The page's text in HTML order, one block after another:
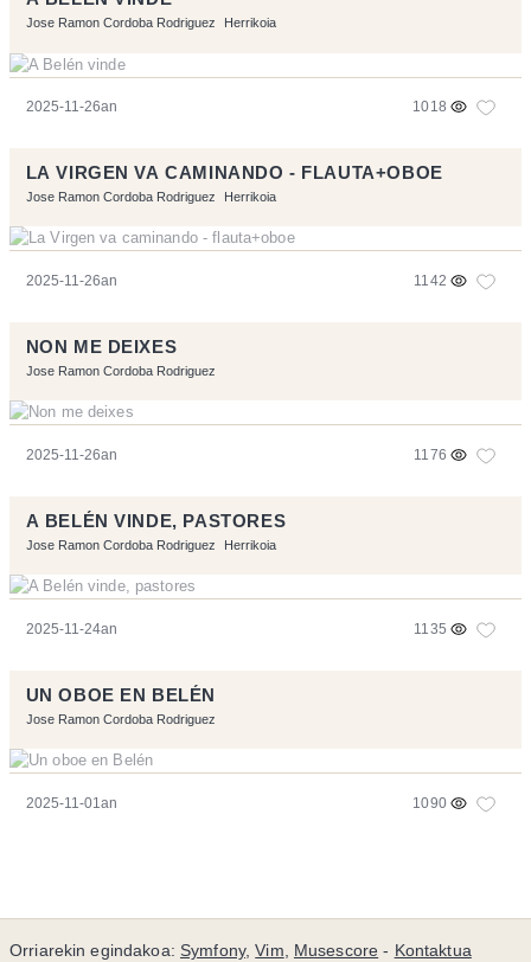
Jose Ramon Cordoba Rodriguez Herrikoia
2025-11-26an 1018
LA VIRGEN VA CAMINANDO - FLAUTA+OBOE
Jose Ramon Cordoba Rodriguez Herrikoia
2025-11-26an 1142
NON ME DEIXES
Jose Ramon Cordoba Rodriguez
2025-11-26an 1176
A BELÉN VINDE, PASTORES
Jose Ramon Cordoba Rodriguez Herrikoia
2025-11-24an 1135
UN OBOE EN BELÉN
Jose Ramon Cordoba Rodriguez
2025-11-01an 1090
Orriarekin egindakoa: Symfony,Vim, Musescore - Kontaktua